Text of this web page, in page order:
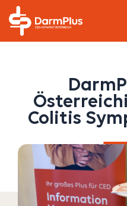
Colitis